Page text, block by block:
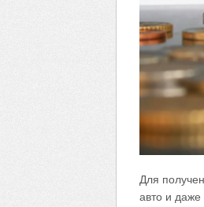
Для
авто и даже